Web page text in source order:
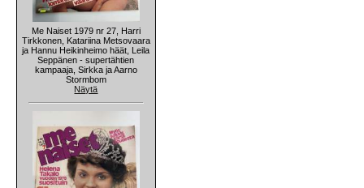
Me Naiset 1979 nr 27, Harri
Tirkkonen, Katariina Metsovaara
ja Hannu Heikinheimo häät, Leila
Seppänen - supertähtien
kampaaja, Sirkka ja Aarno
Stormbom
Näytä